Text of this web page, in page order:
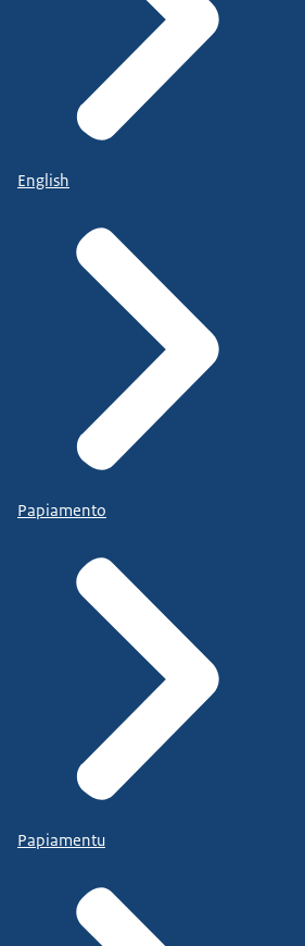
English
Papiamento
Papiamentu